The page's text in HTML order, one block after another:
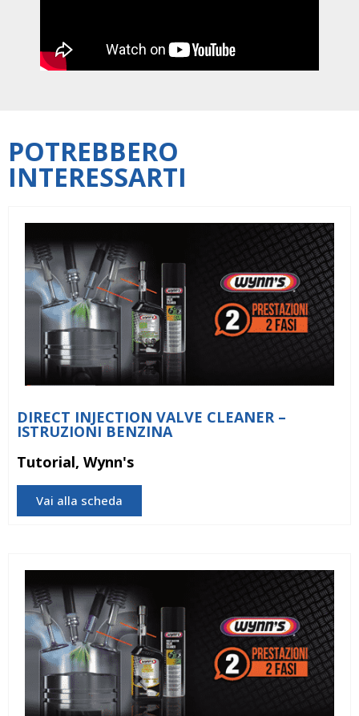
POTREBBERO
INTERESSARTI
DIRECT INJECTION VALVE CLEANER –
ISTRUZIONI BENZINA
Tutorial, Wynn's
Vai alla scheda